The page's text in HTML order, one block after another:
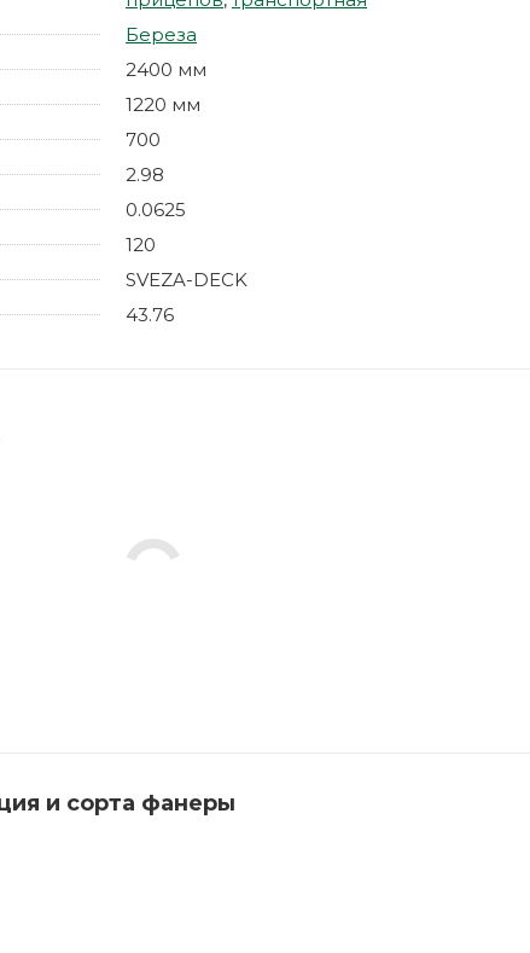
Береза
2400 мм
1220 мм
700
2.98
0.0625
120
SVEZA-DECK
43.76
и сорта фанеры